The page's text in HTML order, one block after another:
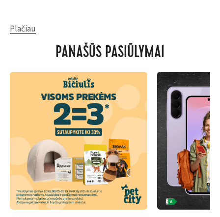
Plačiau
PANAŠŪS PASIŪLYMAI